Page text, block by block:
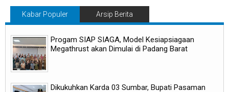
Kabar Populer Arsip Berita
Progam SIAP SIAGA, Model Kesiapsiagaan
Megathrust akan Dimulai di Padang Barat
Dikukuhkan Karda 03 Sumbar, Bupati Pasaman